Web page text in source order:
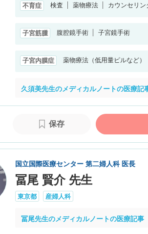
不育症 検査 薬物療法 カウンセリン
子宮筋腫 腹腔鏡手術 子宮鏡手術
子宮内膜症 薬物療法（低用量ピルなど）
久須美先生のメディカルノートの医療記
保存
国立国際医療センター 第二婦人科 医長
冨尾 賢介 先生
東京都 産婦人科
冨尾先生のメディカルノートの医療記事